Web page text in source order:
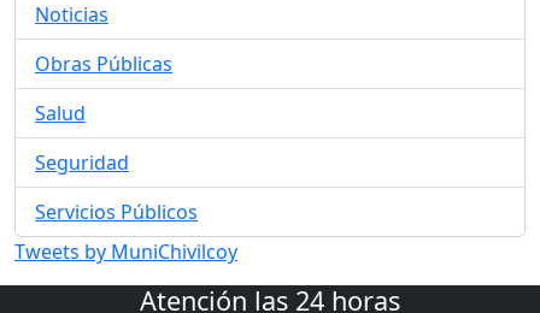
Noticias
Obras Públicas
Salud
Seguridad
Servicios Públicos
Tweets by MuniChivilcoy
Atención las 24 horas